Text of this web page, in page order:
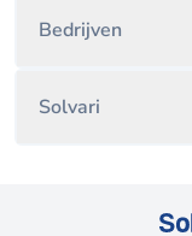
Bedrijven
Solvari